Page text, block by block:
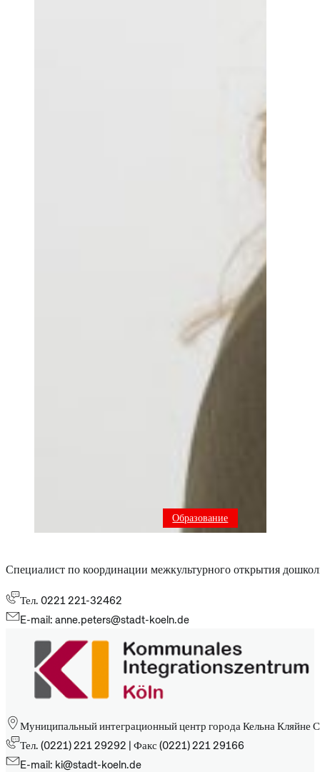
Специалист по координации межкультурного открытия
Образование
Тел. 0221 221-32462
E-mail: anne.peters@stadt-koeln.de
Муниципальный интеграционный центр города Кельна Кляйне
Тел. (0221) 221 29292 | Факс (0221) 221 29166
E-mail: ki@stadt-koeln.de